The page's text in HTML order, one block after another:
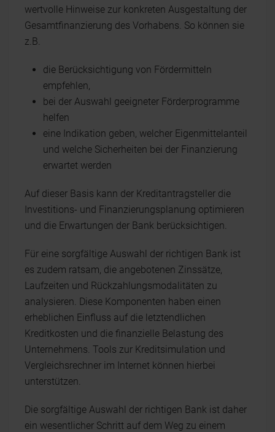
wertvolle Hinweise zur konkreten Ausgestaltung der
Gesamtfinanzierung des Vorhabens. So können sie
z.B.
die Berücksichtigung von Fördermitteln
empfehlen,
bei der Auswahl geeigneter Förderprogramme
helfen
eine Indikation geben, welcher Eigenmittelanteil
und welche Sicherheiten bei der Finanzierung
erwartet werden
Auf dieser Basis kann der Kreditantragsteller die
Investitions- und Finanzierungsplanung optimieren
und die Erwartungen der Bank berücksichtigen.
Für eine sorgfältige Auswahl der richtigen Bank ist
es zudem ratsam, die angebotenen Zinssätze,
Laufzeiten und Rückzahlungsmodalitäten zu
analysieren. Diese Komponenten haben einen
erheblichen Einfluss auf die letztendlichen
Kreditkosten und die finanzielle Belastung des
Unternehmens. Tools zur Kreditsimulation und
Vergleichsrechner im Internet können hierbei
unterstützen.
Die sorgfältige Auswahl der richtigen Bank ist daher
ein wesentlicher Schritt auf dem Weg zu einem